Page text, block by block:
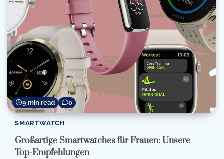
9 min read 0
SMARTWATCH
Großartige Smartwatches für Frauen: Unsere
Top-Empfehlungen